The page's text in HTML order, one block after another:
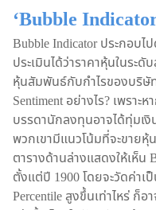
‘Bubble
Bubble Indicator ประกอบ
ประเมินได้ว่าราคาหุ้นในระ
หุ้นสัมพันธ์กับกำไรของบริษั
Sentiment อย่างไร? เพรา
บรรดานักลงทุนอาจได้ทุ่มเ
พวกเขามีแนวโน้มที่จะขายหุ้
ตารางด้านล่างแสดงให้เห็น
ตั้งแต่ปี 1900 โดยจะวัดค่าเ
Percentile สูงขึ้นเท่าไหร่ ก็